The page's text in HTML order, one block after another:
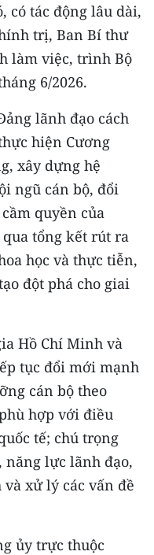
có tác động lâu dài,
trị, Ban Bí thư
làm việc, trình Bộ
6/2026.
lãnh đạo cách
hiện Cương
xây dựng hệ
ngũ cán bộ, đổi
quyền của
tổng kết rút ra
học và thực tiễn,
đột phá cho giai
Hồ Chí Minh và
tục đổi mới mạnh
cán bộ theo
hợp với điều
tế; chú trọng
năng lực lãnh đạo,
xử lý các vấn đề
ủy trực thuộc